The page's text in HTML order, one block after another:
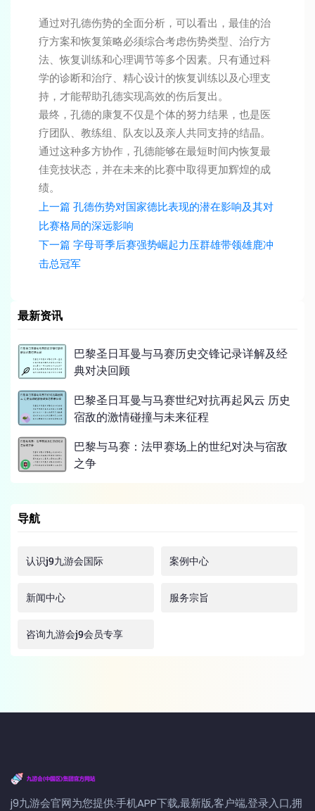
通过对孔德伤势的全面分析，可以看出，最佳的治
疗方案和恢复策略必须综合考虑伤势类型、治疗方
法、恢复训练和心理调节等多个因素。只有通过科
学的诊断和治疗、精心设计的恢复训练以及心理支
持，才能帮助孔德实现高效的伤后复出。
最终，孔德的康复不仅是个体的努力结果，也是医
疗团队、教练组、队友以及亲人共同支持的结晶。
通过这种多方协作，孔德能够在最短时间内恢复最
佳竞技状态，并在未来的比赛中取得更加辉煌的成
绩。
上一篇 孔德伤势对国家德比表现的潜在影响及其对
比赛格局的深远影响
下一篇 字母哥季后赛强势崛起力压群雄带领雄鹿冲
击总冠军
最新资讯
巴黎圣日耳曼与马赛历史交锋记录详解及经
典对决回顾
巴黎圣日耳曼与马赛世纪对抗再起风云 历史
宿敌的激情碰撞与未来征程
巴黎与马赛：法甲赛场上的世纪对决与宿敌
之争
导航
认识j9九游会国际 案例中心
新闻中心 服务宗旨
咨询九游会j9会员专享
j9九游会官网为您提供:手机APP下载,最新版,客户端,登录入口,拥